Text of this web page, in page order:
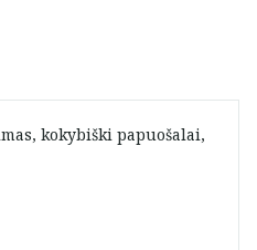
kokybiški papuošalai,